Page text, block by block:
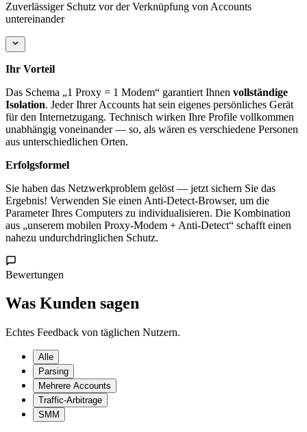
Zuverlässiger Schutz vor der Verknüpfung von Accounts
untereinander
Ihr Vorteil
Das Schema „1 Proxy = 1 Modem“ garantiert Ihnen vollständige
Isolation. Jeder Ihrer Accounts hat sein eigenes persönliches Gerät
für den Internetzugang. Technisch wirken Ihre Profile vollkommen
unabhängig voneinander — so, als wären es verschiedene Personen
aus unterschiedlichen Orten.
Erfolgsformel
Sie haben das Netzwerkproblem gelöst — jetzt sichern Sie das
Ergebnis! Verwenden Sie einen Anti-Detect-Browser, um die
Parameter Ihres Computers zu individualisieren. Die Kombination
aus „unserem mobilen Proxy-Modem + Anti-Detect“ schafft einen
nahezu undurchdringlichen Schutz.
Bewertungen
Was Kunden sagen
Echtes Feedback von täglichen Nutzern.
Alle
Parsing
Mehrere Accounts
Traffic-Arbitrage
SMM